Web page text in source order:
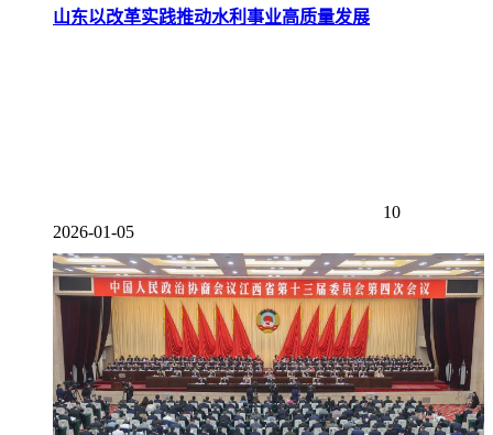
山东以改革实践推动水利事业高质量发展
10
2026-01-05